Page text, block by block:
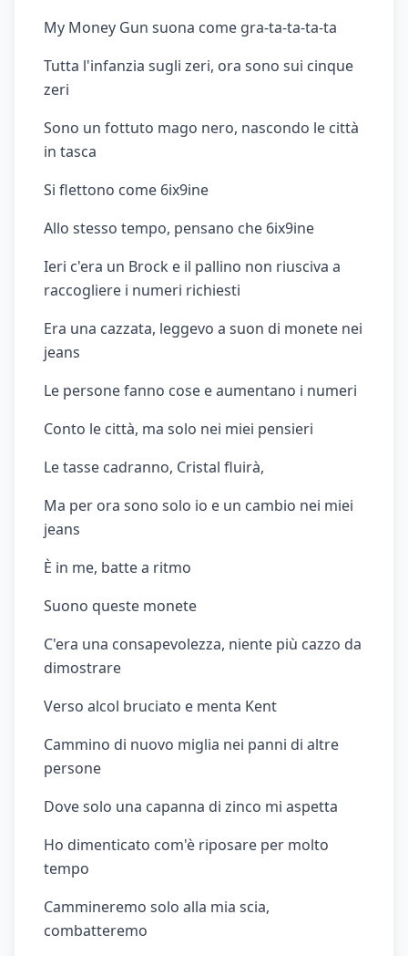
My Money Gun suona come gra-ta-ta-ta-ta
Tutta l'infanzia sugli zeri, ora sono sui cinque
zeri
Sono un fottuto mago nero, nascondo le città
in tasca
Si flettono come 6ix9ine
Allo stesso tempo, pensano che 6ix9ine
Ieri c'era un Brock e il pallino non riusciva a
raccogliere i numeri richiesti
Era una cazzata, leggevo a suon di monete nei
jeans
Le persone fanno cose e aumentano i numeri
Conto le città, ma solo nei miei pensieri
Le tasse cadranno, Cristal fluirà,
Ma per ora sono solo io e un cambio nei miei
jeans
È in me, batte a ritmo
Suono queste monete
C'era una consapevolezza, niente più cazzo da
dimostrare
Verso alcol bruciato e menta Kent
Cammino di nuovo miglia nei panni di altre
persone
Dove solo una capanna di zinco mi aspetta
Ho dimenticato com'è riposare per molto
tempo
Cammineremo solo alla mia scia,
combatteremo